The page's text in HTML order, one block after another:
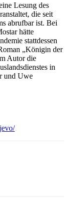
Lesung des
die seit
abrufbar ist. Bei
hätte
stattdessen
„Königin der
Autor die
in
und Uwe